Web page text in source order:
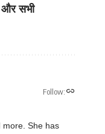
और सभी
Follow:
more. She has